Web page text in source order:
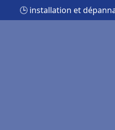
🕒 installation et